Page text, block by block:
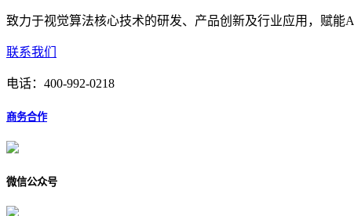
致力于视觉算法核心技术的研发、产品创新及行业应用，赋能
联系我们
电话： 400-992-0218
商务合作
微信公众号